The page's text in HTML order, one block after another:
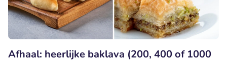
Afhaal: heerlijke baklava (200, 400 of 1000